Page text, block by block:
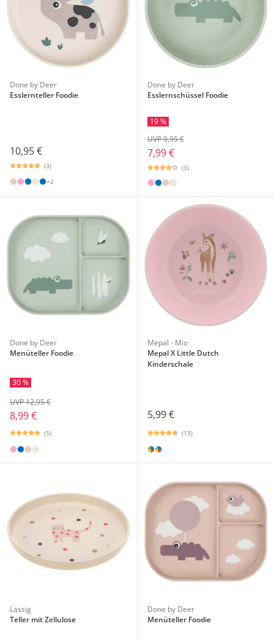
Done by Deer
Esslernteller Foodie
10,95 €
(3)
+2
Done by Deer
Esslernschüssel Foodie
19 %
7,99 €
UVP 9,95 €
(3)
Done by Deer
Menüteller Foodie
30 %
8,99 €
UVP 12,95 €
(5)
Mepal - Mio
Mepal X Little Dutch
Kinderschale
5,99 €
(13)
Lässig
Teller mit Zellulose
Done by Deer
Menüteller Foodie